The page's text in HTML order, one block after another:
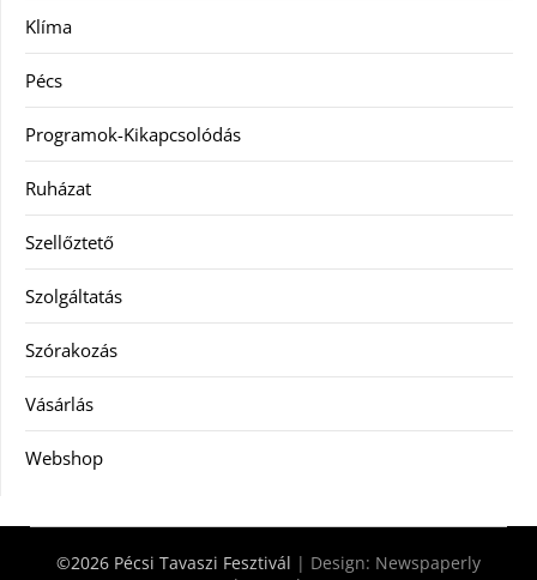
Klíma
Pécs
Programok-Kikapcsolódás
Ruházat
Szellőztető
Szolgáltatás
Szórakozás
Vásárlás
Webshop
©2026 Pécsi Tavaszi Fesztivál | Design: Newspaperly